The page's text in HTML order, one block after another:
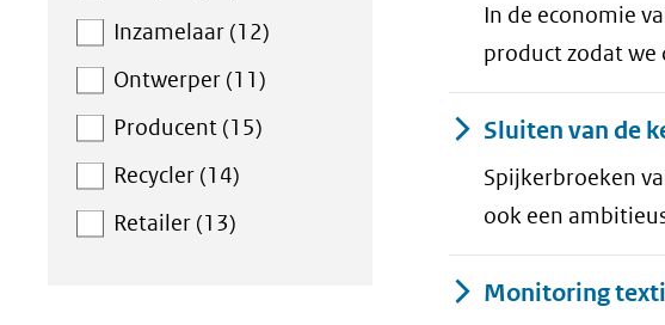
Inzamelaar (12)
Ontwerper (11)
Producent (15)
Recycler (14)
Retailer (13)
In de economie
product zodat we
Sluiten van de
Spijkerbroeken
ook een
Monitoring